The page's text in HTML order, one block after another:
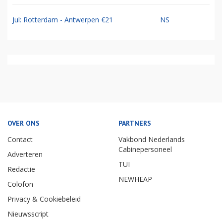
Jul: Rotterdam - Antwerpen €21 NS
OVER ONS
Contact
Adverteren
Redactie
Colofon
Privacy & Cookiebeleid
Nieuwsscript
PARTNERS
Vakbond Nederlands
Cabinepersoneel
TUI
NEWHEAP